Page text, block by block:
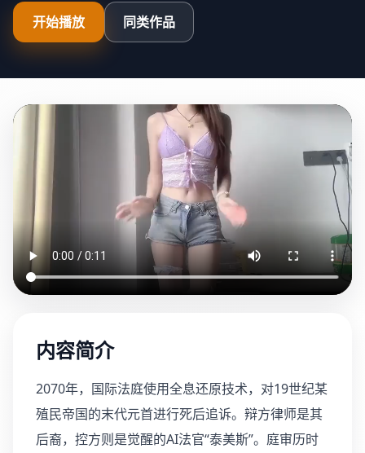
开始播放 同类作品
内容简介
2070年，国际法庭使用全息还原技术，对19世纪某
殖民帝国的末代元首进行死后追诉。辩方律师是其
后裔，控方则是觉醒的AI法官“泰美斯”。庭审历时